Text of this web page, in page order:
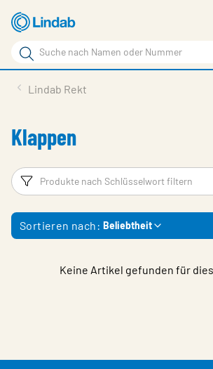
Zum
Hauptinhalt
Suchbegriff
Seite
durchsuchen
Im Fokus
Über Lindab
Kontakt
Downloads
Lindab Rekt
Klappen
Filter
Sortieren nach: Beliebtheit
Keine Artikel gefunden für